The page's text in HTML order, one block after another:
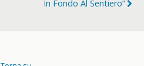
In Fondo Al Sentiero”